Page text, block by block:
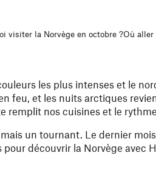
visiter la Norvège en octobre ?Où aller
les plus intenses et le
feu, et les nuits arctiques
remplit nos cuisines et le
un tournant. Le dernier
découvrir la Norvège avec